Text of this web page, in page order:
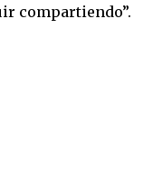
compartiendo”.